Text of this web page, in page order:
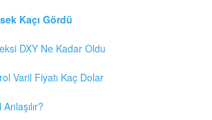
Kaçı Gördü
DXY Ne Kadar Oldu
Varil Fiyatı Kaç Dolar
Anlaşılır?